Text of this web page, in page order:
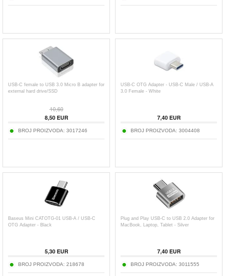
USB-C female to USB 3.0 Micro B adapter for
external hard drive/SSD
10,60
8,50EUR
BROJ PROIZVODA: 3017246
USB-C OTG Adapter - USB-C Male / USB-A
3.0 Female - White
7,40EUR
BROJ PROIZVODA: 3004408
Baseus Mini CATOTG-01 USB-A / USB-C
OTG Adapter - Black
5,30EUR
BROJ PROIZVODA: 218678
Plug and Play USB-C to USB 2.0 Adapter for
MacBook, Laptop, Tablet - Silver
7,40EUR
BROJ PROIZVODA: 3011555